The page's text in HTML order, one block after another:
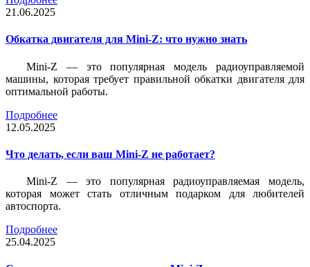
21.06.2025
Обкатка двигателя для Mini-Z: что нужно знать
Mini-Z — это популярная модель радиоуправляемой
машины, которая требует правильной обкатки двигателя для
оптимальной работы.
Подробнее
12.05.2025
Что делать, если ваш Mini-Z не работает?
Mini-Z — это популярная радиоуправляемая модель,
которая может стать отличным подарком для любителей
автоспорта.
Подробнее
25.04.2025